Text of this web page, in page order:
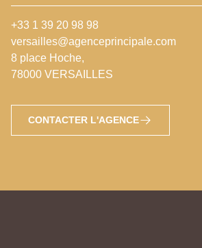
+33 1 39 20 98 98
versailles@agenceprincipale.com
8 place Hoche,
78000 VERSAILLES
CONTACTER L'AGENCE